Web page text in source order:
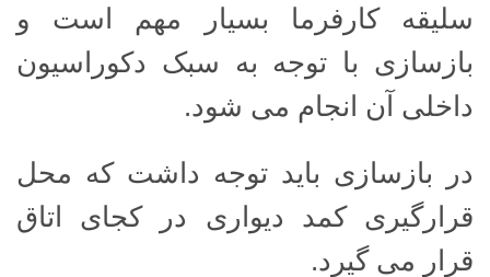
سلیقه کارفرما بسیار مهم است و
بازسازی با توجه به سبک دکوراسیون
داخلی آن انجام می شود.
در بازسازی باید توجه داشت که محل
قرارگیری کمد دیواری در کجای اتاق
قرار می گیرد.